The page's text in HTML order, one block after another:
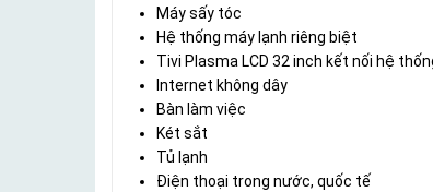
Máy sấy tóc
Hệ thống máy lạnh riêng biệt
Tivi Plasma LCD 32 inch kết nối hệ
Internet không dây
Bàn làm việc
Két sắt
Tủ lạnh
Điện thoại trong nước, quốc tế